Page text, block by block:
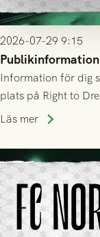
2026-07-29 9:15
Information för dig
plats på Right to
Läs mer